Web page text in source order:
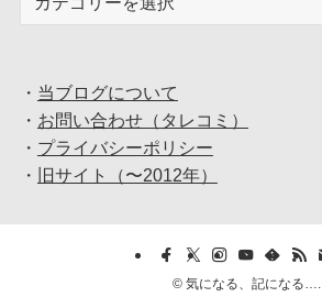
・ 当ブログについて
・ お問い合わせ（タレコミ）
・ プライバシーポリシー
・
旧サイト（〜2012年）
©気になる、記になる….